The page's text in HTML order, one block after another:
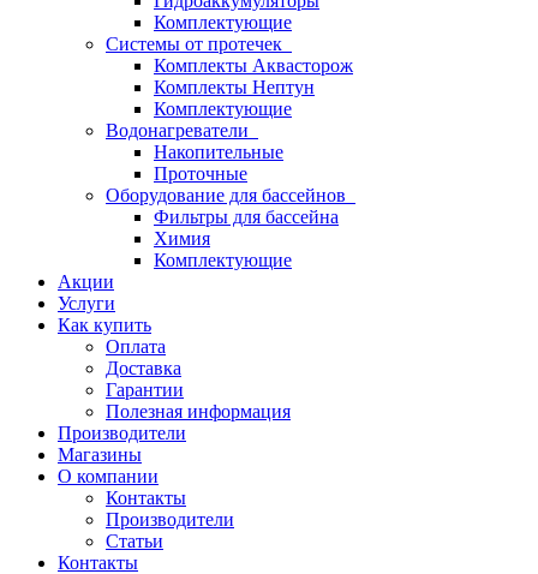
Комплектующие
Системы от протечек
Комплекты Аквасторож
Комплекты Нептун
Комплектующие
Водонагреватели
Накопительные
Проточные
Оборудование для бассейнов
Фильтры для бассейна
Химия
Комплектующие
Акции
Услуги
Как купить
Оплата
Доставка
Гарантии
Полезная информация
Производители
Магазины
О компании
Контакты
Производители
Статьи
Контакты